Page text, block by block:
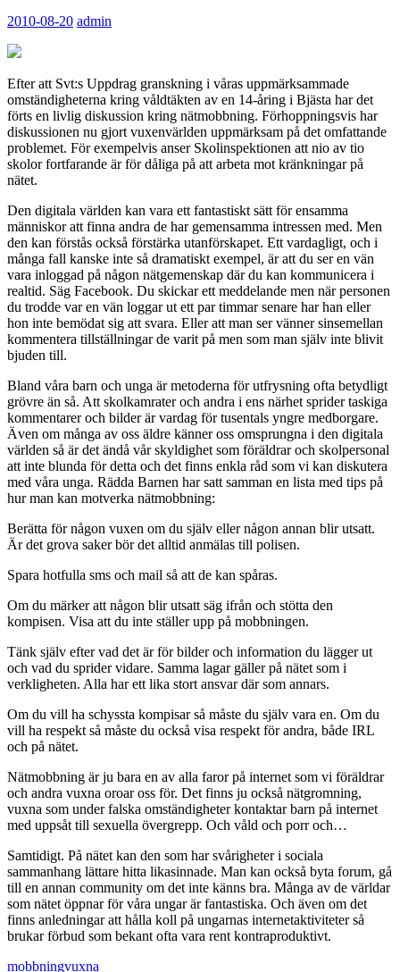
2010-08-20 admin
Efter att Svt:s Uppdrag granskning i våras uppmärksammade
omständigheterna kring våldtäkten av en 14-åring i Bjästa har det
förts en livlig diskussion kring nätmobbning. Förhoppningsvis har
diskussionen nu gjort vuxenvärlden uppmärksam på det omfattande
problemet. För exempelvis anser Skolinspektionen att nio av tio
skolor fortfarande är för dåliga på att arbeta mot kränkningar på
nätet.
Den digitala världen kan vara ett fantastiskt sätt för ensamma
människor att finna andra de har gemensamma intressen med. Men
den kan förstås också förstärka utanförskapet. Ett vardagligt, och i
många fall kanske inte så dramatiskt exempel, är att du ser en vän
vara inloggad på någon nätgemenskap där du kan kommunicera i
realtid. Säg Facebook. Du skickar ett meddelande men när personen
du trodde var en vän loggar ut ett par timmar senare har han eller
hon inte bemödat sig att svara. Eller att man ser vänner sinsemellan
kommentera tillställningar de varit på men som man själv inte blivit
bjuden till.
Bland våra barn och unga är metoderna för utfrysning ofta betydligt
grövre än så. Att skolkamrater och andra i ens närhet sprider taskiga
kommentarer och bilder är vardag för tusentals yngre medborgare.
Även om många av oss äldre känner oss omsprungna i den digitala
världen så är det ändå vår skyldighet som föräldrar och skolpersonal
att inte blunda för detta och det finns enkla råd som vi kan diskutera
med våra unga. Rädda Barnen har satt samman en lista med tips på
hur man kan motverka nätmobbning:
Berätta för någon vuxen om du själv eller någon annan blir utsatt.
Är det grova saker bör det alltid anmälas till polisen.
Spara hotfulla sms och mail så att de kan spåras.
Om du märker att någon blir utsatt säg ifrån och stötta den
kompisen. Visa att du inte ställer upp på mobbningen.
Tänk själv efter vad det är för bilder och information du lägger ut
och vad du sprider vidare. Samma lagar gäller på nätet som i
verkligheten. Alla har ett lika stort ansvar där som annars.
Om du vill ha schyssta kompisar så måste du själv vara en. Om du
vill ha respekt så måste du också visa respekt för andra, både IRL
och på nätet.
Nätmobbning är ju bara en av alla faror på internet som vi föräldrar
och andra vuxna oroar oss för. Det finns ju också nätgromning,
vuxna som under falska omständigheter kontaktar barn på internet
med uppsåt till sexuella övergrepp. Och våld och porr och…
Samtidigt. På nätet kan den som har svårigheter i sociala
sammanhang lättare hitta likasinnade. Man kan också byta forum, gå
till en annan community om det inte känns bra. Många av de världar
som nätet öppnar för våra ungar är fantastiska. Och även om det
finns anledningar att hålla koll på ungarnas internetaktiviteter så
brukar förbud som bekant ofta vara rent kontraproduktivt.
mobbningvuxna